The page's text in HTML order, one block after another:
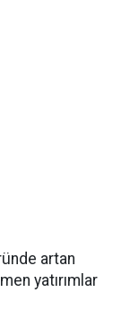
artan
yatırımlar